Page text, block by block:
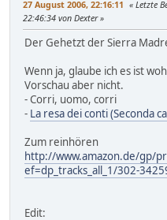
27 August 2006, 22:16:11 Letzte
22:46:34 von Dexter
Der Gehetzt der Sierra
Wenn ja, glaube ich es ist
Vorschau aber nicht.
- Corri, uomo, corri
- La resa dei conti (Seconda
Zum reinhören
http://www.amazon.de/gp/
ef=dp_tracks_all_1/302-
Edit: